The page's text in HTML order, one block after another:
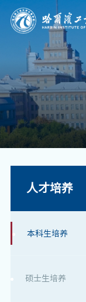
人才培养
本科生培养
硕士生培养